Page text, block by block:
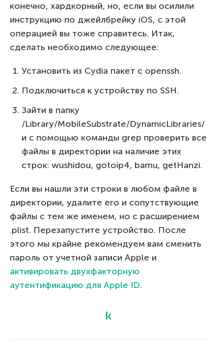
конечно, хардкорный, но, если вы осилили
инструкцию по джейлбрейку iOS, с этой
операцией вы тоже справитесь. Итак,
сделать необходимо следующее:
Установить из Cydia пакет с openssh.
Подключиться к устройству по SSH.
Зайти в папку
/Library/MobileSubstrate/DynamicLibraries/
и с помощью команды grep проверить все
файлы в директории на наличие этих
строк: wushidou, gotoip4, bamu, getHanzi.
Если вы нашли эти строки в любом файле в
директории, удалите его и сопутствующие
файлы с тем же именем, но с расширением
.plist. Перезапустите устройство. После
этого мы крайне рекомендуем вам сменить
пароль от учетной записи Apple и
активировать двухфакторную
аутентификацию для Apple ID.